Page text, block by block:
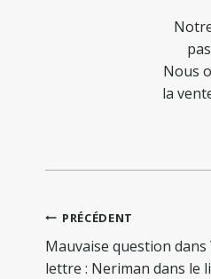
Nous
la
Navigation
de
l’article
PRÉCÉDENT
Mauvaise question dans
lettre : Neriman dans le